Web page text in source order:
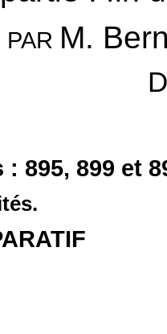
PAR M.
895, 899 et